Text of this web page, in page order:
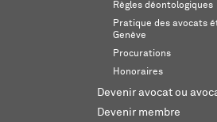
Règles déontologiques
Pratique des avocats
Genève
Procurations
Honoraires
Devenir avocat ou
Devenir membre